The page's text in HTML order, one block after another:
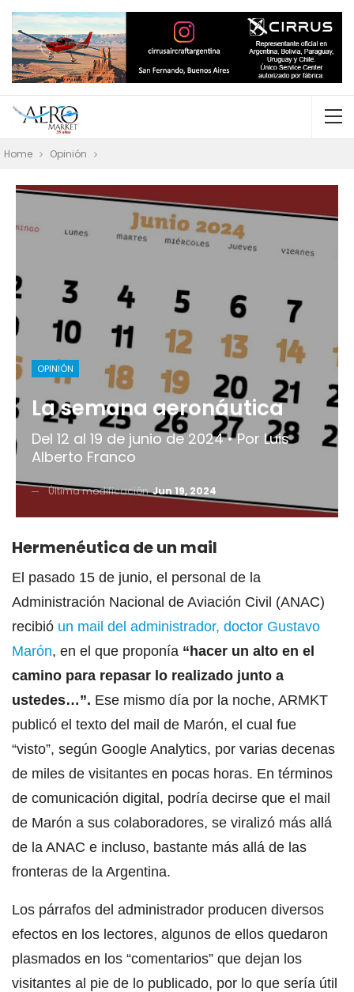
Home Opinión
OPINIÓN
La semana aeronáutica
Del 12 al 19 de junio de 2024 • Por Luis
Alberto Franco
Última modificaciónJun 19, 2024
Hermenéutica de un mail
El pasado 15 de junio, el personal de la
Administración Nacional de Aviación Civil (ANAC)
recibió un mail del administrador, doctor Gustavo
Marón, en el que proponía “hacer un alto en el
camino para repasar lo realizado junto a
ustedes…”. Ese mismo día por la noche, ARMKT
publicó el texto del mail de Marón, el cual fue
“visto”, según Google Analytics, por varias decenas
de miles de visitantes en pocas horas. En términos
de comunicación digital, podría decirse que el mail
de Marón a sus colaboradores, se viralizó más allá
de la ANAC e incluso, bastante más allá de las
fronteras de la Argentina.
Los párrafos del administrador producen diversos
efectos en los lectores, algunos de ellos quedaron
plasmados en los “comentarios” que dejan los
visitantes al pie de lo publicado, por lo que sería útil